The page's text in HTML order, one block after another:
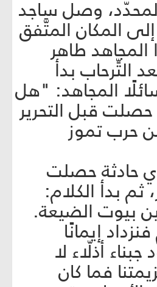
وصل ساجد
المكان المتَّفق
طاهر
التِّرحاب بدأ
المجاهد: "هل
قبل التحریر
أم من حرب تموز
حادثة حصلت
بدأ الكلام:
بيوت الضيعة.
إيمانًا
جبناء أذلّاء لا
فما كان